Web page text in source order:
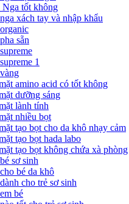
Nga tốt không
xách tay và nhập khẩu
sẵn
1
amino acid có tốt không
dưỡng sáng
lành tính
nhiều bọt
tạo bọt cho da khô nhạy cảm
tạo bọt hada labo
tạo bọt không chứa xà phòng
sơ sinh
bé da khô
cho trẻ sơ sinh
bé